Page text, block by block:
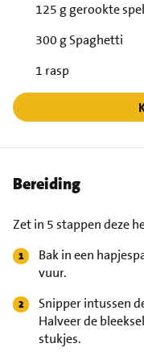
125 g gerookte
300 g Spaghetti
1 rasp
Bereiding
Zet in 5 stappen deze
Bak in een
vuur.
Snipper intussen
Halveer de
stukjes.